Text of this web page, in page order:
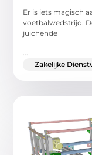
Er is iets magisch
voetbalwedstrijd.
juichende
Zakelijke